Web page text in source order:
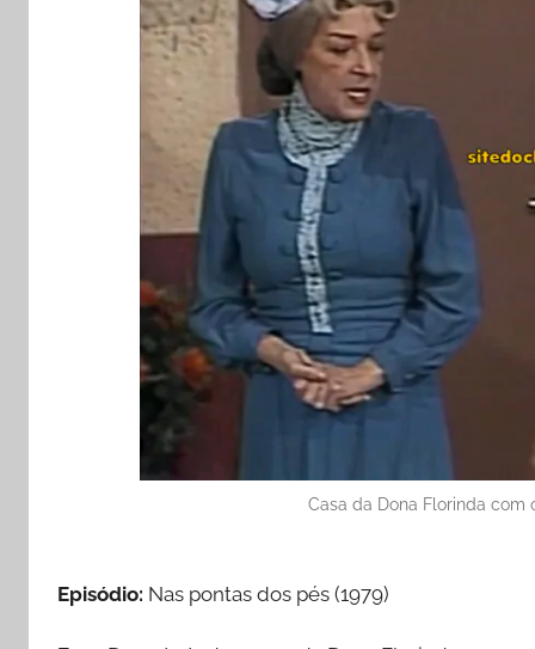
Casa da Dona Florinda com
Episódio: Nas pontas dos pés (1979)